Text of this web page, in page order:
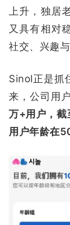
上升，独居
又具有相对
社交、兴趣
Sinol正是抓
来，公司用
万+用户，截
用户年龄在